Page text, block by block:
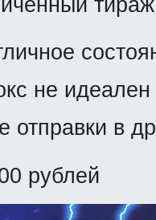
не
отправки в
рублей